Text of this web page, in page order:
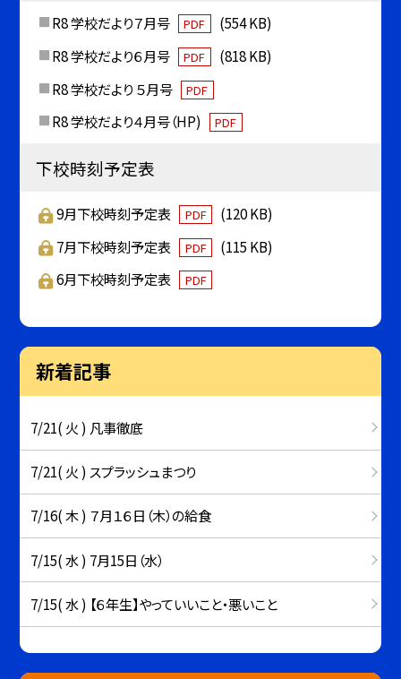
R8 学校だより７月号 PDF
(554 KB)
R8 学校だより６月号
PDF
(818 KB)
R8 学校だより ５月号
PDF
R8 学校だより４月号（HP) PDF
下校時刻予定表
9月下校時刻予定表 PDF
(120 KB)
7月下校時刻予定表
PDF
(115 KB)
6月下校時刻予定表
PDF
新着記事
7/21( 火 ) 凡事徹底
7/21( 火 ) スプラッシュまつり
7/16( 木 ) ７月１６日（木）の給食
7/15( 水 ) 7月15日（水）
7/15( 水 ) 【６年生】やっていいこと・悪いこと